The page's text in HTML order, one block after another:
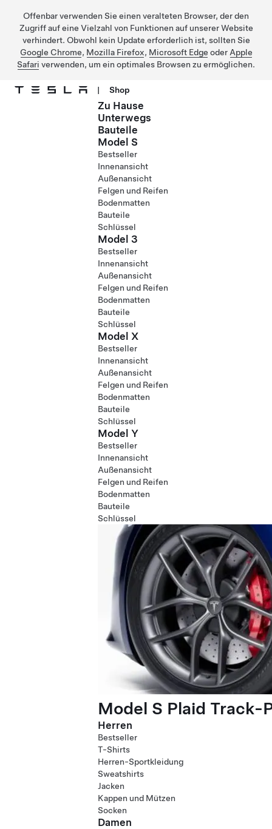
Offenbar verwenden Sie einen veralteten Browser, der den
Zugriff auf eine Vielzahl von Funktionen auf unserer Website
verhindert. Obwohl kein Update erforderlich ist, sollten Sie
Google Chrome, Mozilla Firefox, Microsoft Edge oder Apple
Safari verwenden, um ein optimales Browsen zu ermöglichen.
| Shop
Zu Hause
Unterwegs
Bauteile
Model S
Bestseller
Innenansicht
Außenansicht
Felgen und Reifen
Bodenmatten
Bauteile
Schlüssel
Model 3
Bestseller
Innenansicht
Außenansicht
Felgen und Reifen
Bodenmatten
Bauteile
Schlüssel
Model X
Bestseller
Innenansicht
Außenansicht
Felgen und Reifen
Bodenmatten
Bauteile
Schlüssel
Model Y
Bestseller
Innenansicht
Außenansicht
Felgen und Reifen
Bodenmatten
Bauteile
Schlüssel
Model S Plaid Track-
Herren
Bestseller
T-Shirts
Herren-Sportkleidung
Sweatshirts
Jacken
Kappen und Mützen
Socken
Damen